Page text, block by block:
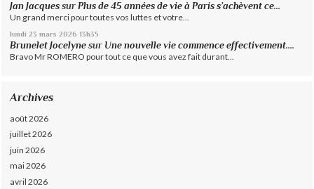
Jan Jacques surPlus de 45 années de vie à Paris s’achèvent ce...
Un grand merci pour toutes vos luttes et votre...
lundi 23 mars 2026 13h35
Brunelet Jocelyne sur Une nouvelle vie commence effectivement....
Bravo Mr ROMERO pour tout ce que vous avez fait durant...
Archives
août 2026
juillet 2026
juin 2026
mai 2026
avril 2026